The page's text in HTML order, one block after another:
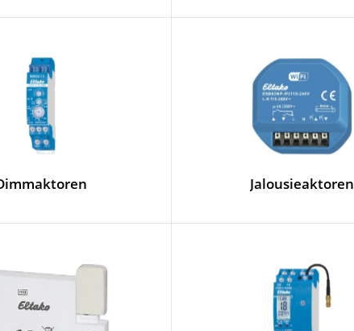
Jalousieaktoren